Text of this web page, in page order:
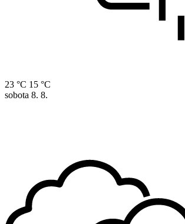
23 °C 15 °C
sobota 8. 8.